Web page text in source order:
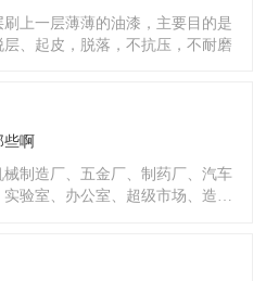
上一层薄薄的油漆，主要目的是
、起皮，脱落，不抗压，不耐磨
些啊
制造厂、五金厂、制药厂、汽车
验室、办公室、超级市场、造纸